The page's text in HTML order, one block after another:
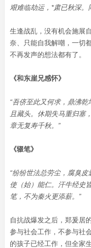
艰难临劫运，*肃已秋深。
生逢战乱，没有机会施展
奈、只能自我解嘲，一切
不再发声的想法都有了。
《和东崖兄感怀》
“吾侪至此又何求，鼎沸
且藏头。休期失马重归塞
章无复寿千秋。”
《辍笔》
“纷纷世法总劳尘，腐臭
使（始）能仁。汗牛经史
笔，不为秦火更添薪。”
自抗战爆发之后，郑爰居
参与社会工作，不参与社
的孩子已经工作，但全家